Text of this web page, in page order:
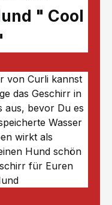
" Cool
von Curli kannst
das Geschirr in
aus, bevor Du es
Wasser
wirkt als
Hund schön
für Euren